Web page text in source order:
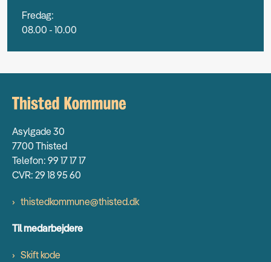
Fredag:
08.00 - 10.00
Asylgade 30
7700 Thisted
Telefon: 99 17 17 17
CVR: 29 18 95 60
thistedkommune@thisted.dk
Til medarbejdere
Skift kode